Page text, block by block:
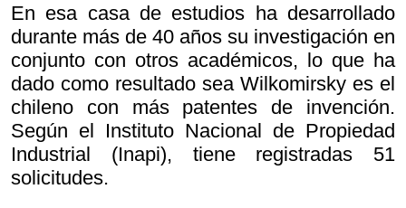
En esa casa de estudios ha desarrollado
durante más de 40 años su investigación en
conjunto con otros académicos, lo que ha
dado como resultado sea Wilkomirsky es el
chileno con más patentes de invención.
Según el Instituto Nacional de Propiedad
Industrial (Inapi), tiene registradas 51
solicitudes.